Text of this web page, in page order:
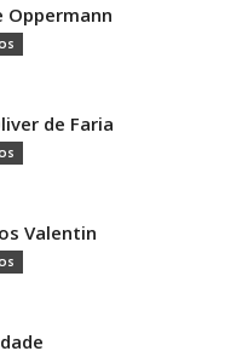
Oppermann
de Faria
Valentin